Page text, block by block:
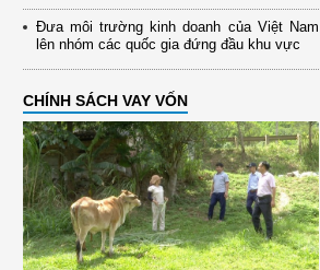
Đưa môi trường kinh doanh của Việt Nam
lên nhóm các quốc gia đứng đầu khu vực
CHÍNH SÁCH VAY VỐN